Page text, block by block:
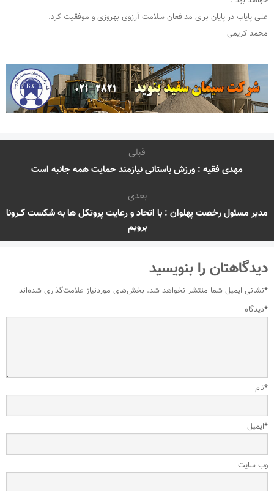
علی پایاب در پایان برای مدافعان سلامت آرزوی بهروزی و موفقیت کرد.
محمد کریمی
قبلی
مهدی فقیه : ورزش باستانی نیازمند حمایت همه جانبه است
بعدی
مدیر مسئول رخصت پهلوان : با اتحاد و رعایت پروتکل ها به شکست کــرونا
برویم
دیدگاهتان را بنویسید
نشانی ایمیل شما منتشر نخواهد شد. بخش‌های موردنیاز علامت‌گذاری شده‌اند
*
دیدگاه*
نام*
ایمیل*
وب‌ سایت